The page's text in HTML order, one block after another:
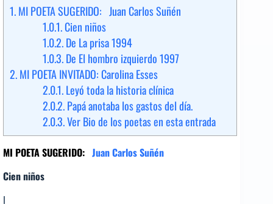
1.MI POETA SUGERIDO: Juan Carlos Suñén
1.0.1.Cien niños
1.0.2.De La prisa 1994
1.0.3.De El hombro izquierdo 1997
2.MI POETA INVITADO: Carolina Esses
2.0.1.Leyó toda la historia clínica
2.0.2.Papá anotaba los gastos del día.
2.0.3.Ver Bio de los poetas en esta entrada
MI POETA SUGERIDO: Juan Carlos Suñén
Cien niños
I